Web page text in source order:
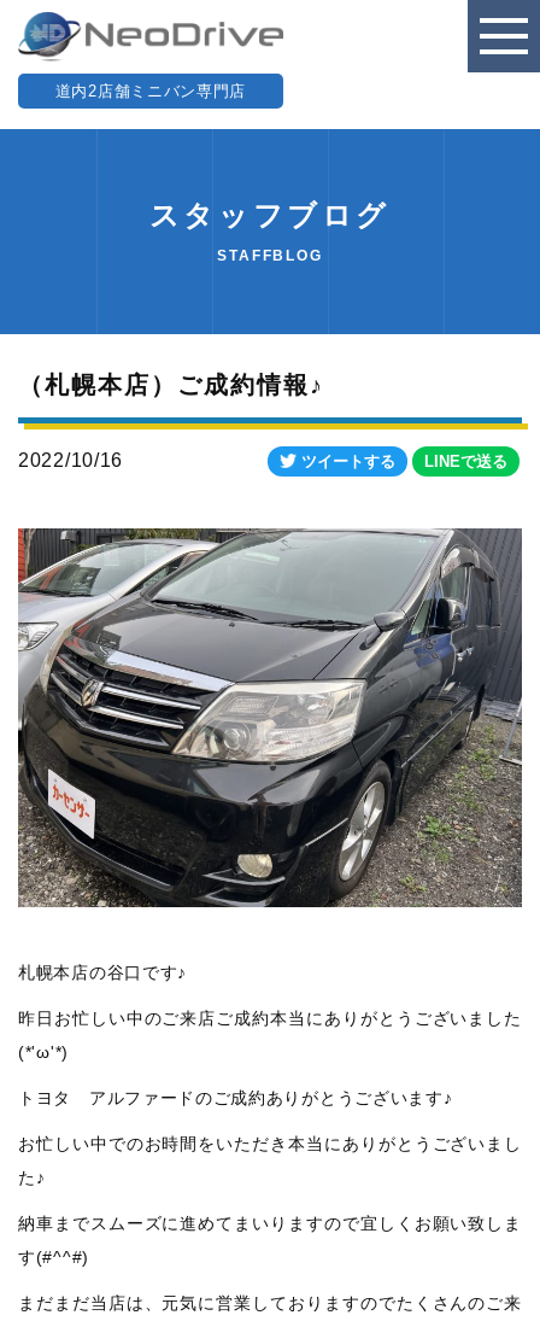
道内2店舗ミニバン専門店
スタッフブログ
STAFFBLOG
（札幌本店）ご成約情報♪
2022/10/16 ツイートする LINEで送る
札幌本店の谷口です♪
昨日お忙しい中のご来店ご成約本当にありがとうございました
(*'ω'*)
トヨタ アルファードのご成約ありがとうございます♪
お忙しい中でのお時間をいただき本当にありがとうございまし
た♪
納車までスムーズに進めてまいりますので宜しくお願い致しま
す(#^^#)
まだまだ当店は、元気に営業しておりますのでたくさんのご来